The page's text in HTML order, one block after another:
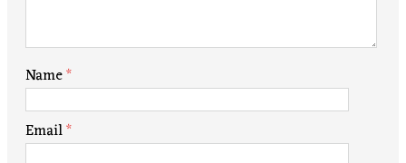
Name*
Email*